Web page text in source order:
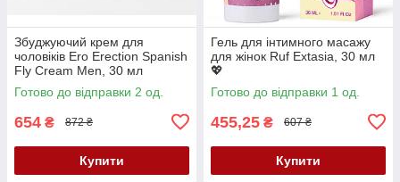
Збуджуючий крем для
чоловіків Ero Erection Spanish
Fly Cream Men, 30 мл
Готово до відправки 2 од.
654 ₴ 872 ₴
Купити
Гель для інтимного масажу
для жінок Ruf Extasia, 30 мл
💖
Готово до відправки 1 од.
455,25 ₴ 607 ₴
Купити